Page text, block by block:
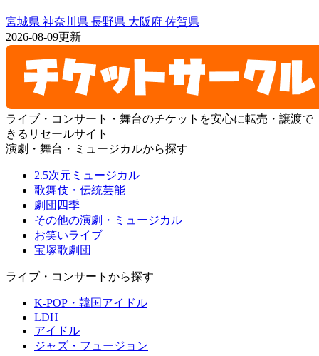
宮城県 神奈川県 長野県 大阪府 佐賀県
2026-08-09更新
ライブ・コンサート・舞台のチケットを安心に転売・譲渡で
きるリセールサイト
演劇・舞台・ミュージカルから探す
2.5次元ミュージカル
歌舞伎・伝統芸能
劇団四季
その他の演劇・ミュージカル
お笑いライブ
宝塚歌劇団
ライブ・コンサートから探す
K-POP・韓国アイドル
LDH
アイドル
ジャズ・フュージョン